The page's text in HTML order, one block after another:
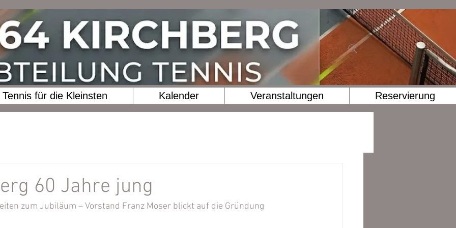
Tennis für die Kleinsten Kalender Veranstaltungen Reservierung
60 Jahre jung
zum Jubiläum – Vorstand Franz Moser blickt auf die Gründung